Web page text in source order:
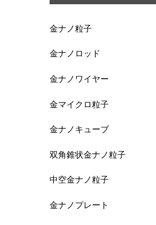
金ナノ粒子
金ナノロッド
金ナノワイヤー
金マイクロ粒子
金ナノキューブ
双角錐状金ナノ粒子
中空金ナノ粒子
金ナノプレート